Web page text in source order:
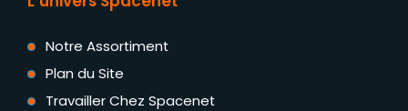
Notre Assortiment
Plan du Site
Travailler Chez Spacenet